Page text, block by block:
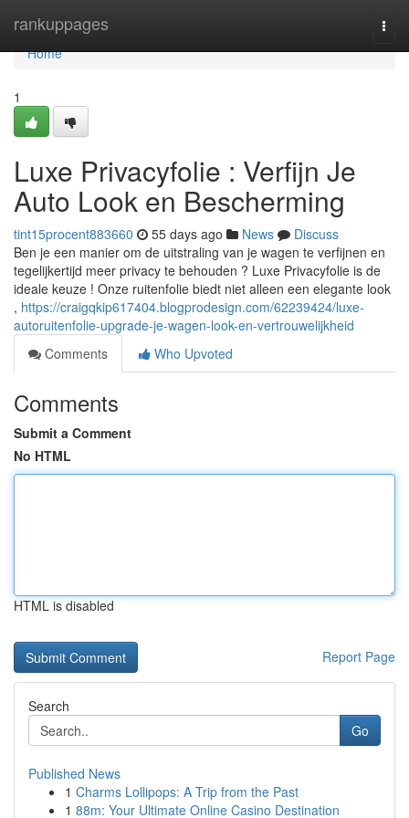
rankuppages
Home
Home
1
Luxe Privacyfolie : Verfijn Je
Auto Look en Bescherming
tint15procent883660 55 days ago News
Discuss
Ben je een manier om de uitstraling van je wagen te verfijnen en
tegelijkertijd meer privacy te behouden ? Luxe Privacyfolie is de
ideale keuze ! Onze ruitenfolie biedt niet alleen een elegante look
, https://craigqkip617404.blogprodesign.com/62239424/luxe-
autoruitenfolie-upgrade-je-wagen-look-en-vertrouwelijkheid
Comments
Who Upvoted
Comments
Submit a Comment
No HTML
HTML is disabled
Report Page
Search
Go
Published News
1 Charms Lollipops: A Trip from the Past
1 88m: Your Ultimate Online Casino Destination